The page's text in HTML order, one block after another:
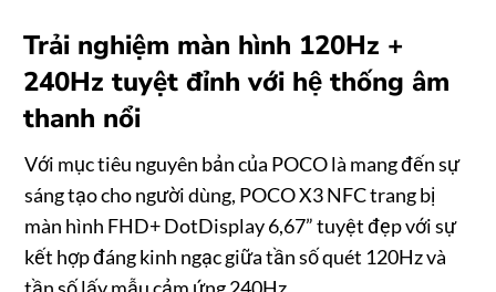
Trải nghiệm màn hình 120Hz +
240Hztuyệt đỉnh với hệ thống âm
thanh nổi
Với mục tiêu nguyên bản của POCO là mang đến sự
sáng tạo cho người dùng, POCO X3 NFC trang bị
màn hình FHD+ DotDisplay 6,67” tuyệt đẹp với sự
kết hợp đáng kinh ngạc giữa tần số quét 120Hz và